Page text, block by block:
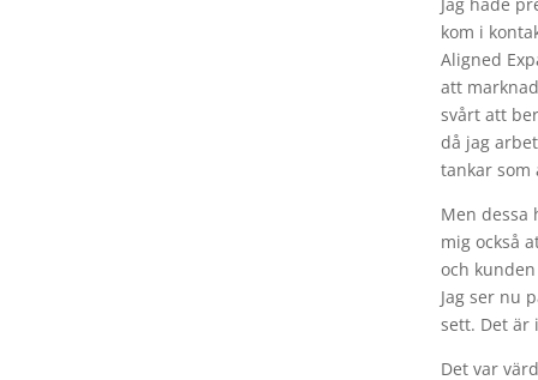
kom i
Aligned
att
svårt att
då jag
tankar som
Men dessa
mig också
och
Jag ser nu
sett. Det är
Det var